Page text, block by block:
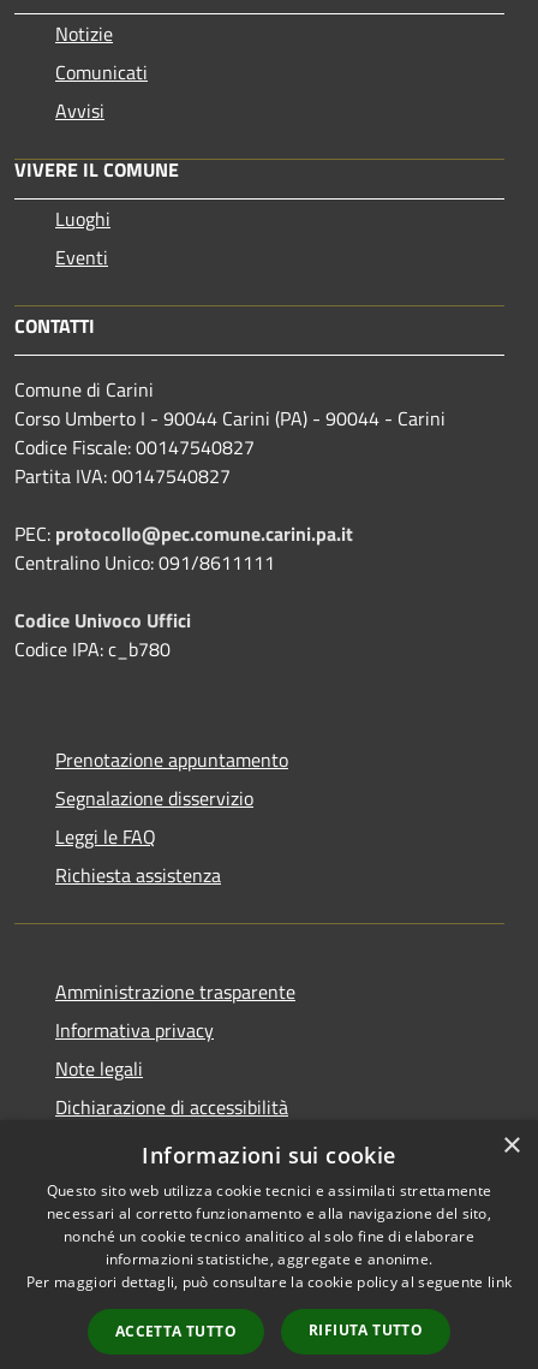
Notizie
Comunicati
Avvisi
VIVERE IL COMUNE
Luoghi
Eventi
CONTATTI
Comune di Carini
Corso Umberto I - 90044 Carini (PA) - 90044 - Carini
Codice Fiscale: 00147540827
Partita IVA: 00147540827
PEC: protocollo@pec.comune.carini.pa.it
Centralino Unico: 091/8611111
Codice Univoco Uffici
Codice IPA: c_b780
Prenotazione appuntamento
Segnalazione disservizio
Leggi le FAQ
Richiesta assistenza
Amministrazione trasparente
Informativa privacy
Note legali
Dichiarazione di accessibilità
Privacy e protezione dei dati
Accessibilità
Copyright © 2026 • Comune di
Carini • Powered by
Municipium•
Accesso
redazione
×
Informazioni sui cookie
Questo sito web utilizza cookie tecnici e assimilati strettamente
necessari al corretto funzionamento e alla navigazione del sito,
nonché un cookie tecnico analitico al solo fine di elaborare
informazioni statistiche, aggregate e anonime.
Per maggiori dettagli, può consultare la cookie policy al seguente link
ACCETTA TUTTO RIFIUTA TUTTO